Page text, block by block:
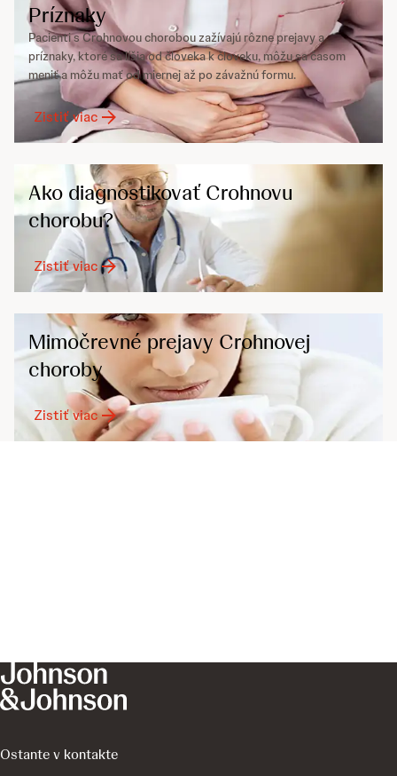
Príznaky
Pacienti s Crohnovou chorobou zažívajú rôzne prejavy a
príznaky, ktoré sa líšia od človeka k človeku, môžu sa časom
meniť a môžu mať od miernej až po závažnú formu.
Zistiť viac
Ako diagnostikovať Crohnovu
chorobu?
Zistiť viac
Mimočrevné prejavy Crohnovej
choroby
Zistiť viac
Ostante v kontakte